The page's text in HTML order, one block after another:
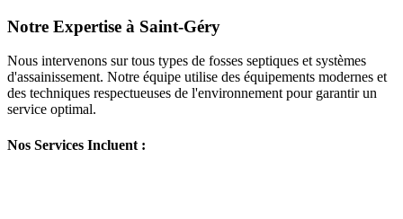
Notre Expertise à Saint-Géry
Nous intervenons sur tous types de fosses septiques et systèmes
d'assainissement. Notre équipe utilise des équipements modernes et
des techniques respectueuses de l'environnement pour garantir un
service optimal.
Nos Services Incluent :